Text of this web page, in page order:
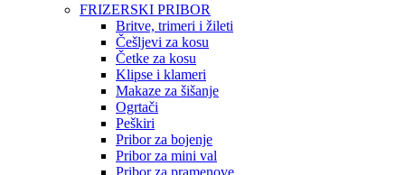
FRIZERSKI PRIBOR
Britve, trimeri i žileti
Češljevi za kosu
Četke za kosu
Klipse i klameri
Makaze za šišanje
Ogrtači
Peškiri
Pribor za bojenje
Pribor za mini val
Pribor za pramenove